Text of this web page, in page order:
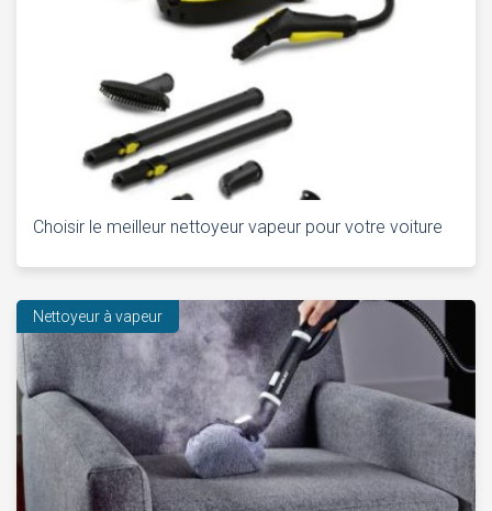
Choisir le meilleur nettoyeur vapeur pour votre voiture
Nettoyeur à vapeur